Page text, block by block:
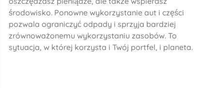
środowisko. Ponowne wykorzystanie aut i części
pozwala ograniczyć odpady i sprzyja bardziej
zrównoważonemu wykorzystaniu zasobów. To
sytuacja, w której korzysta i Twój portfel, i planeta.